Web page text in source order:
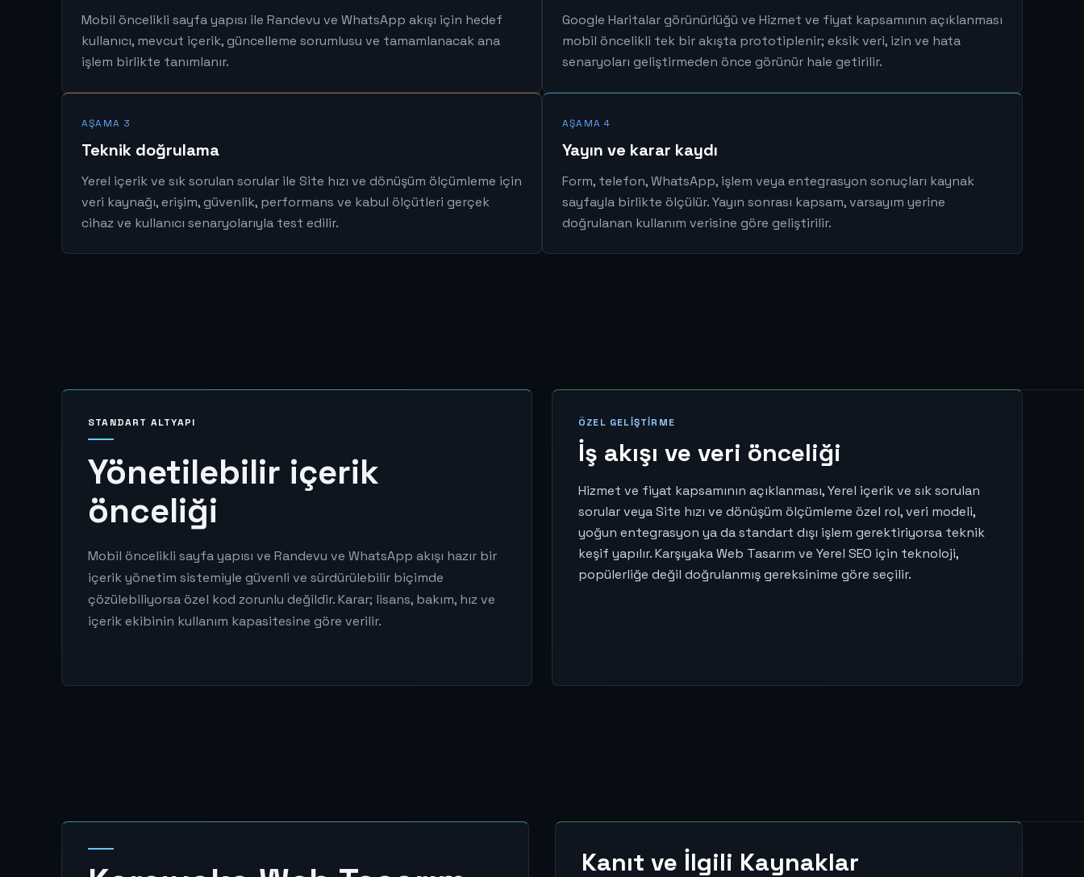
Mobil öncelikli sayfa yapısı ile Randevu ve WhatsApp akışı için hedef
kullanıcı, mevcut içerik, güncelleme sorumlusu ve tamamlanacak ana
işlem birlikte tanımlanır.
Google Haritalar görünürlüğü ve Hizmet ve fiyat kapsamının açıklanması
mobil öncelikli tek bir akışta prototiplenir; eksik veri, izin ve hata
senaryoları geliştirmeden önce görünür hale getirilir.
AŞAMA 3
Teknik doğrulama
Yerel içerik ve sık sorulan sorular ile Site hızı ve dönüşüm ölçümleme için
veri kaynağı, erişim, güvenlik, performans ve kabul ölçütleri gerçek
cihaz ve kullanıcı senaryolarıyla test edilir.
AŞAMA 4
Yayın ve karar kaydı
Form, telefon, WhatsApp, işlem veya entegrasyon sonuçları kaynak
sayfayla birlikte ölçülür. Yayın sonrası kapsam, varsayım yerine
doğrulanan kullanım verisine göre geliştirilir.
STANDART ALTYAPI
Yönetilebilir içerik
önceliği
Mobil öncelikli sayfa yapısı ve Randevu ve WhatsApp akışı hazır bir
içerik yönetim sistemiyle güvenli ve sürdürülebilir biçimde
çözülebiliyorsa özel kod zorunlu değildir. Karar; lisans, bakım, hız ve
içerik ekibinin kullanım kapasitesine göre verilir.
ÖZEL GELIŞTIRME
İş akışı ve veri önceliği
Hizmet ve fiyat kapsamının açıklanması, Yerel içerik ve sık sorulan
sorular veya Site hızı ve dönüşüm ölçümleme özel rol, veri modeli,
yoğun entegrasyon ya da standart dışı işlem gerektiriyorsa teknik
keşif yapılır. Karşıyaka Web Tasarım ve Yerel SEO için teknoloji,
popülerliğe değil doğrulanmış gereksinime göre seçilir.
Kanıt ve İlgili Kaynaklar